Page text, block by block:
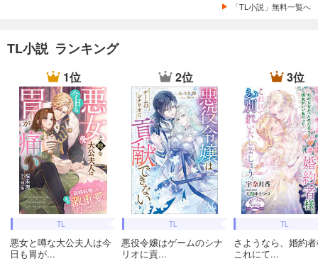
「TL小説」無料一覧へ
TL小説 ランキング
1位
TL
悪女と噂な大公夫人は今
日も胃が...
2位
TL
悪役令嬢はゲームのシナ
リオに貢...
3位
TL
さようなら、婚約
これにて...